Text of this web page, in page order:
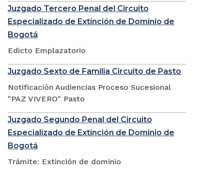
Juzgado Tercero Penal del Circuito
Especializado de Extinción de Dominio de
Bogotá
Edicto Emplazatorio
Juzgado Sexto de Familia Circuito de Pasto
Notificación Audiencias Proceso Sucesional
"PAZ VIVERO" Pasto
Juzgado Segundo Penal del Circuito
Especializado de Extinción de Dominio de
Bogotá
Trámite: Extinción de dominio